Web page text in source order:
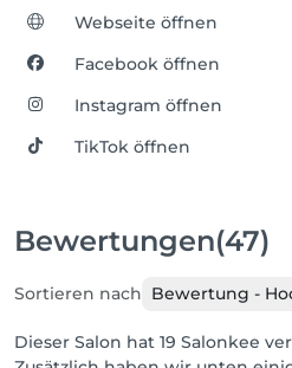
Webseite öffnen
Facebook öffnen
Instagram öffnen
TikTok öffnen
Bewertungen(47)
Sortieren nach Bewertung -
Dieser Salon hat 19 Salonkee